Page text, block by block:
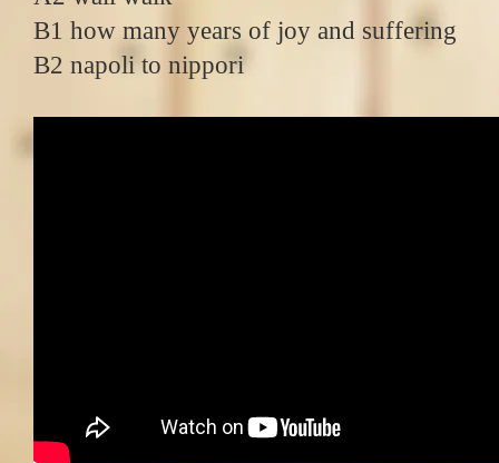
B1 how many years of joy and suffering
B2 napoli to nippori